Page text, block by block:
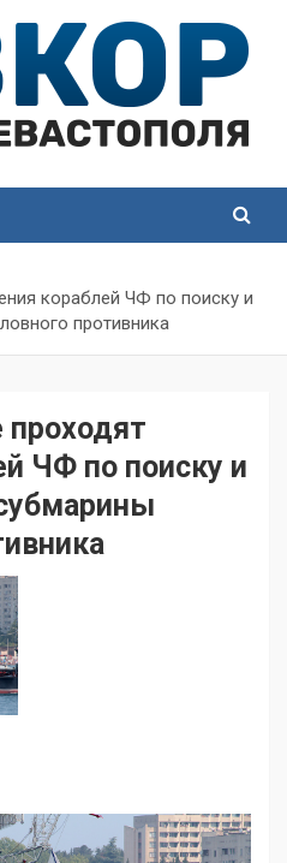
кораблей ЧФ по поиску и
противника
ЧФ по поиску и